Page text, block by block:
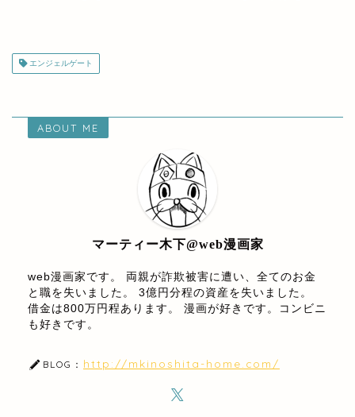
エンジェルゲート
ABOUT ME
マーティー木下@web漫画家
web漫画家です。 両親が詐欺被害に遭い、全てのお金
と職を失いました。 3億円分程の資産を失いました。
借金は800万円程あります。 漫画が好きです。コンビニ
も好きです。
BLOG： http://mkinoshita-home.com/